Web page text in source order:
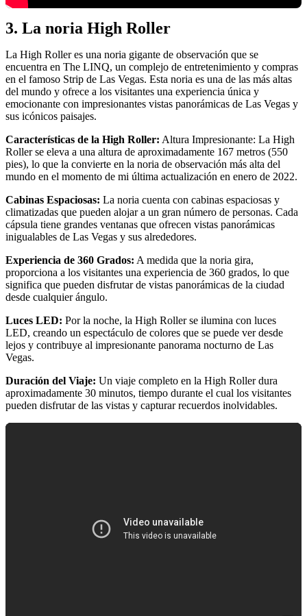
3. La noria High Roller
La High Roller es una noria gigante de observación que se
encuentra en The LINQ, un complejo de entretenimiento y compras
en el famoso Strip de Las Vegas. Esta noria es una de las más altas
del mundo y ofrece a los visitantes una experiencia única y
emocionante con impresionantes vistas panorámicas de Las Vegas y
sus icónicos paisajes.
Características de la High Roller: Altura Impresionante: La High
Roller se eleva a una altura de aproximadamente 167 metros (550
pies), lo que la convierte en la noria de observación más alta del
mundo en el momento de mi última actualización en enero de 2022.
Cabinas Espaciosas: La noria cuenta con cabinas espaciosas y
climatizadas que pueden alojar a un gran número de personas. Cada
cápsula tiene grandes ventanas que ofrecen vistas panorámicas
inigualables de Las Vegas y sus alrededores.
Experiencia de 360 Grados: A medida que la noria gira,
proporciona a los visitantes una experiencia de 360 grados, lo que
significa que pueden disfrutar de vistas panorámicas de la ciudad
desde cualquier ángulo.
Luces LED: Por la noche, la High Roller se ilumina con luces
LED, creando un espectáculo de colores que se puede ver desde
lejos y contribuye al impresionante panorama nocturno de Las
Vegas.
Duración del Viaje: Un viaje completo en la High Roller dura
aproximadamente 30 minutos, tiempo durante el cual los visitantes
pueden disfrutar de las vistas y capturar recuerdos inolvidables.